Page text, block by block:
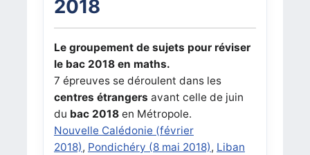
2018
Le groupement de sujets pour réviser
le bac 2018 en maths.
7 épreuves se déroulent dans les
centres étrangers avant celle de juin
du bac 2018en Métropole.
Nouvelle Calédonie (février
2018), Pondichéry (8 mai 2018), Liban